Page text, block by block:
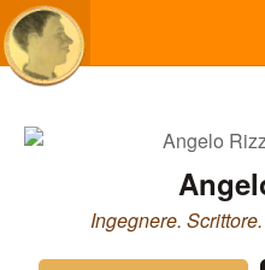
Ingegnere.